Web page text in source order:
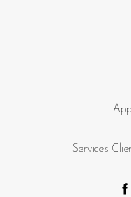
Services